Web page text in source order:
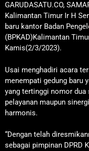
GARUDASATU.CO,
Kalimantan Timur Ir H
baru kantor Badan
(BPKAD)Kalimantan
Kamis(2/3/2023).
Usai menghadiri acara
menempati gedung baru
yang tertinggi nomor dua
pelayanan maupun
harmonis.
“Dengan telah
sebagai pimpinan DPRD